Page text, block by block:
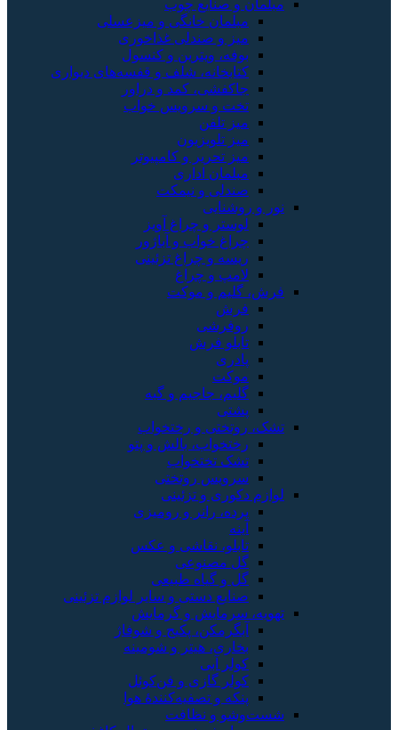
مبلمان و صنایع چوب
مبلمان خانگی و میزعسلی
میز و صندلی غذاخوری
بوفه، ویترین و کنسول
کتابخانه، شلف و قفسه‌های دیواری
جاکفشی، کمد و دراور
تخت و سرویس خواب
میز تلفن
میز تلویزیون
میز تحریر و کامپیوتر
مبلمان اداری
صندلی و نیمکت
نور و روشنایی
لوستر و چراغ آویز
چراغ خواب و آباژور
ریسه و چراغ تزئینی
لامپ و چراغ
فرش، گلیم و موکت
فرش
روفرشی
تابلو فرش
پادری
موکت
گلیم، جاجیم و گبه
پشتی
تشک، روتختی و رختخواب
رختخواب، بالش و پتو
تشک تختخواب
سرویس روتختی
لوازم دکوری و تزئینی
پرده، رانر و رومیزی
آینه
تابلو، نقاشی و عکس
گل مصنوعی
گل و گیاه طبیعی
صنایع دستی و سایر لوازم تزئینی
تهویه، سرمایش و گرمایش
آبگرمکن، پکیج و شوفاژ
بخاری، هیتر و شومینه
کولر آبی
کولر گازی و فن‌کوئل
پنکه و تصفیه‌کنندهٔ هوا
شست‌وشو و نظافت